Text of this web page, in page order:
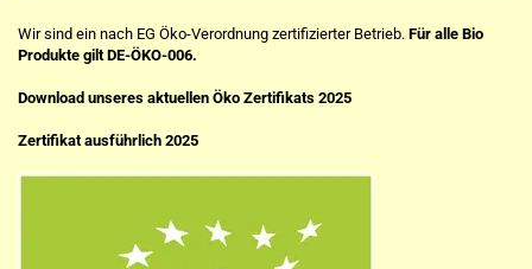
Wir sind ein nach EG Öko-Verordnung zertifizierter Betrieb. Für alle Bio
Produkte gilt DE-ÖKO-006.
Download unseres aktuellen Öko Zertifikats 2025
Zertifikat ausführlich 2025